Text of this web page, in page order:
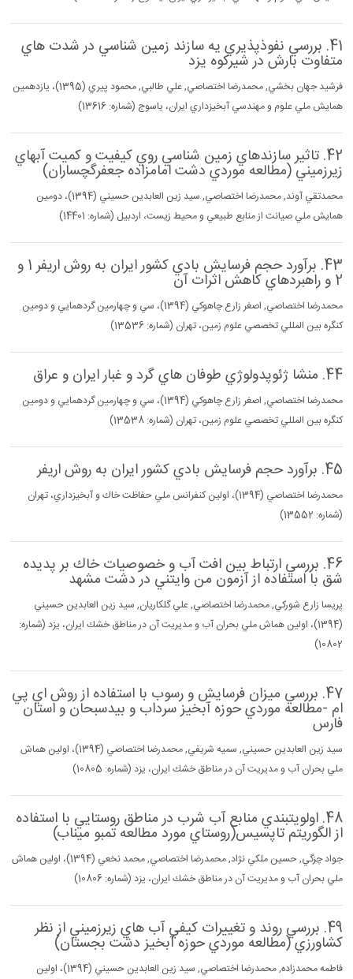
41. بررسي نفوذپذيري يه سازند زمين شناسي در شدت هاي
متفاوت بارش در شيركوه يزد
فرشيد جهان بخشي, محمدرضا اختصاصي, علي طالبي, محمود پيري (1395)، يازدهمين
همايش ملي علوم و مهندسي آبخيزداري ايران، ياسوج (شماره: 13616)
42. تاثير سازندهاي زمين شناسي روي كيفيت و كميت آبهاي
زيرزميني (مطالعه موردي دشت امامزاده جعفرگچساران)
محمدتقي آوند, محمدرضا اختصاصي, سيد زين العابدين حسيني (1394)، دومين
همايش ملي صيانت از منابع طبيعي و محيط زيست، اردبيل (شماره: 14401)
43. برآورد حجم فرسايش بادي كشور ايران به روش اريفر 1 و
2 و راهبردهاي كاهش اثرات آن
محمدرضا اختصاصي, اصغر زارع چاهوكي (1394)، سي و چهارمين گردهمايي و دومين
كنگره بين المللي تخصصي علوم زمين، تهران (شماره: 13536)
44. منشا ژئوپدولوژي طوفان هاي گرد و غبار ايران و عراق
محمدرضا اختصاصي, اصغر زارع چاهوكي (1394)، سي و چهارمين گردهمايي و دومين
كنگره بين المللي تخصصي علوم زمين، تهران (شماره: 13538)
45. برآورد حجم فرسايش بادي كشور ايران به روش اريفر
محمدرضا اختصاصي (1394)، اولين كنفرانس ملي حفاظت خاك و آبخيزداري، تهران
(شماره: 13552)
46. بررسي ارتباط بين افت آب و خصوصيات خاك بر پديده
شق با استفاده از آزمون من وايتني در دشت مشهد
پريسا زارع شوركي, محمدرضا اختصاصي, علي گلكاريان, سيد زين العابدين حسيني
(1394)، اولين هماش ملي بحران آب و مديريت آن در مناطق خشك ايران، يزد (شماره:
10802)
47. بررسي ميزان فرسايش و رسوب با استفاده از روش اي پي
ام -مطالعه موردي حوزه آبخيز سرداب و بيدسبحان و استان
فارس
سيد زين العابدين حسيني, سميه شريفي, محمدرضا اختصاصي (1394)، اولين هماش
ملي بحران آب و مديريت آن در مناطق خشك ايران، يزد (شماره: 10805)
48. اولويتبندي منابع آب شرب در مناطق روستايي با استفاده
از الگوريتم تاپسيس(روستاي مورد مطالعه تمبو ميناب)
جواد چزگي, حسين ملكي نژاد, محمدرضا اختصاصي, محمد نخعي (1394)، اولين هماش
ملي بحران آب و مديريت آن در مناطق خشك ايران، يزد (شماره: 10806)
49. بررسي روند و تغييرات كيفي آب هاي زيرزميني از نظر
كشاورزي (مطالعه موردي حوزه آبخيز دشت بجستان)
فاطمه محمدزاده, محمدرضا اختصاصي, سيد زين العابدين حسيني (1394)، اولين